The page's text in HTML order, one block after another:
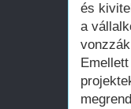
és
a